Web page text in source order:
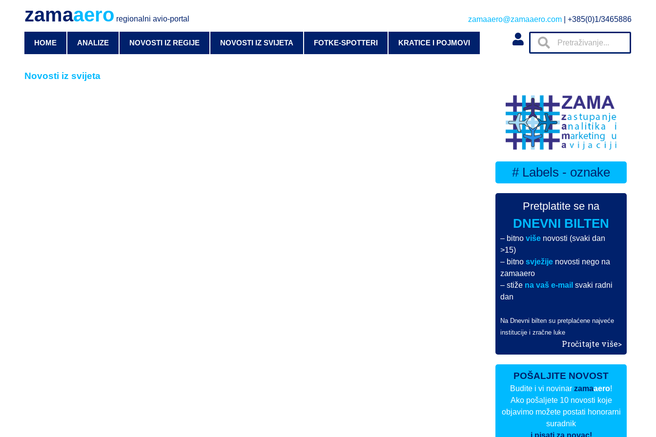
zamaaero regionalni avio-portal zamaaero@zamaaero.com | +385(0)1/3465886
HOME ANALIZE NOVOSTI IZ REGIJE NOVOSTI IZ SVIJETA FOTKE-SPOTTERI KRATICE I POJMOVI
Novosti iz svijeta
# Labels - oznake
Pretplatite se na
DNEVNI BILTEN
– bitnoviše novosti (svaki dan
>15)
– bitnosvježije novosti nego na
zamaaero
– stiže na vaš e-mail svaki radni
dan
Na Dnevni bilten su pretplaćene najveće
institucije i zračne luke
Pročitajte više>
POŠALJITE NOVOST
Budite i vi novinarzamaaero!
Ako pošaljete 10 novosti koje
objavimo možete postati honorarni
suradnik
i pisati za novac!